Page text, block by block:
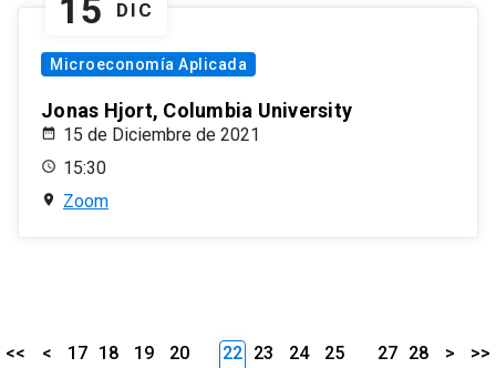
15 DIC
Microeconomía Aplicada
Jonas Hjort, Columbia University
15 de Diciembre de 2021
15:30
Zoom
<< < 17 18 19
20
22 23 24
25
27 28 > >>